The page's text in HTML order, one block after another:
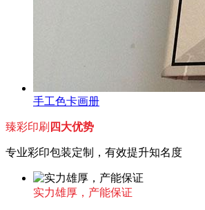
手工色卡画册
臻彩印刷 四大优势
专业彩印包装定制，有效提升知名度
实力雄厚，产能保证